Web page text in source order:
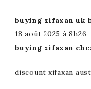
buying xifaxan uk
18 août 2025 à 8h26
buying xifaxan
discount xifaxan